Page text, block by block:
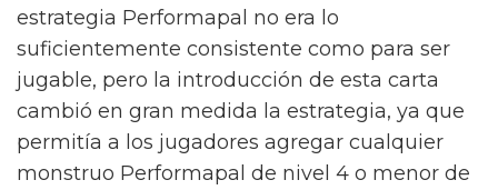
estrategia Performapal no era lo
suficientemente consistente como para ser
jugable, pero la introducción de esta carta
cambió en gran medida la estrategia, ya que
permitía a los jugadores agregar cualquier
monstruo Performapal de nivel 4 o menor de